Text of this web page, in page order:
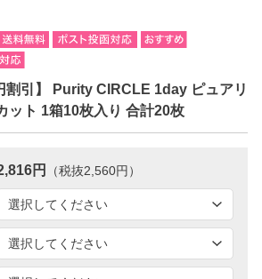
割引】 Purity CIRCLE 1day ピュアリ
ット 1箱10枚入り 合計20枚
円 （税抜2,560円）